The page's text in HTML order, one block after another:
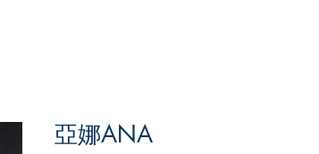
亞娜ANA